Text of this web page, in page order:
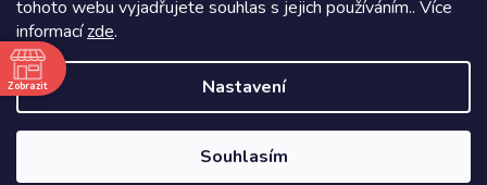
tohoto webu vyjadřujete souhlas s jejich používáním.. Více
informacízde.
Nastavení
Souhlasím
Grafický návrh vytvořil a na Shoptet implementoval
Shoptetak.cz.
Zobrazit